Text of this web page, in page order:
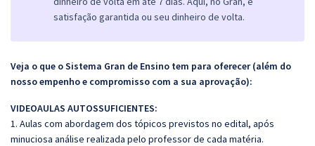
satisfação garantida ou seu dinheiro de volta.
Veja o que o Sistema Gran de Ensino tem para oferecer (além do
nosso empenho e compromisso com a sua aprovação):
VIDEOAULAS AUTOSSUFICIENTES:
1. Aulas com abordagem dos tópicos previstos no edital, após
minuciosa análise realizada pelo professor de cada matéria.